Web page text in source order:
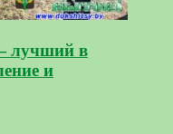
лучший в
и